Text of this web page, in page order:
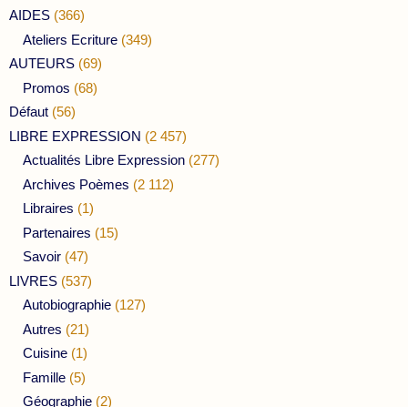
AIDES (366)
Ateliers Ecriture (349)
AUTEURS (69)
Promos (68)
Défaut (56)
LIBRE EXPRESSION (2 457)
Actualités Libre Expression (277)
Archives Poèmes (2 112)
Libraires (1)
Partenaires (15)
Savoir (47)
LIVRES (537)
Autobiographie (127)
Autres (21)
Cuisine (1)
Famille (5)
Géographie (2)